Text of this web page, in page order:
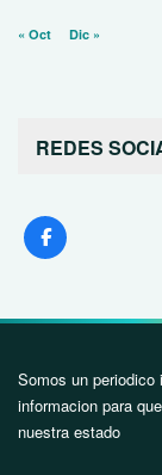
« Oct Dic »
REDES
Somos un periodico
informacion para
nuestra estado